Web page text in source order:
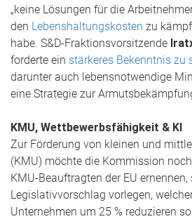
„keine Lösungen für die
den Lebenshaltungskosten zu
habe. S&D-Fraktionsvorsitzende
forderte ein stärkeres Bekenntnis zu
darunter auch lebensnotwendige
eine Strategie zur
KMU, Wettbewerbsfähigkeit & KI
Zur Förderung von kleinen und
(KMU) möchte die Kommission
KMU-Beauftragten der EU ernennen,
Legislativvorschlag vorlegen,
Unternehmen um 25 % reduzieren